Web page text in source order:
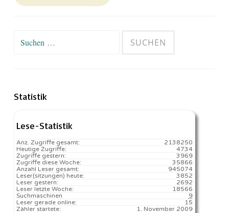
Suchen
Statistik
Lese-Statistik
2138250
Anz. Zugriffe gesamt:
4734
Heutige Zugriffe:
3969
Zugriffe gestern:
35866
Zugriffe diese Woche:
945074
Anzahl Leser gesamt:
3852️
Leser(sitzungen) heute:
2692
Leser gestern:
18566️
Leser letzte Woche:
9
Suchmaschinen
15
Leser gerade online:
1. November 2009
Zähler startete: